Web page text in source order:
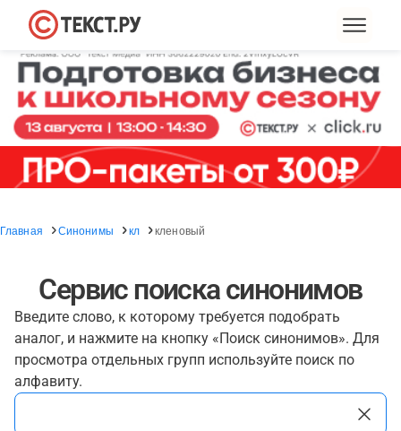
Главная Синонимы кл кленовый
Сервис поиска синонимов
Введите слово, к которому требуется подобрать
аналог, и нажмите на кнопку «Поиск синонимов». Для
просмотра отдельных групп используйте поиск по
алфавиту.